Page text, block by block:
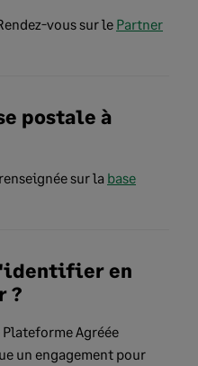
vous sur le Partner
postale à
sur la base
en
?
Agréée
un engagement pour